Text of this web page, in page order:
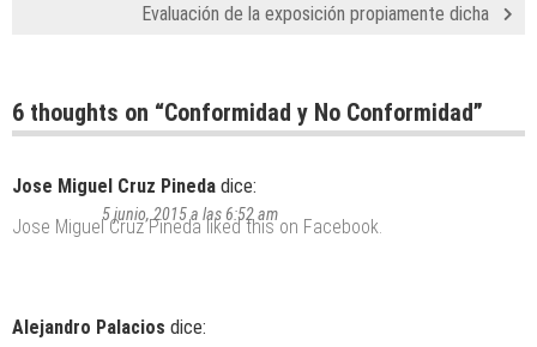
Evaluación de la exposición propiamente dicha
6 thoughts on “Conformidad y No Conformidad”
Jose Miguel Cruz Pineda dice:
5 junio, 2015 a las 6:52 am
Jose Miguel Cruz Pinedaliked this on Facebook.
Alejandro Palacios dice: